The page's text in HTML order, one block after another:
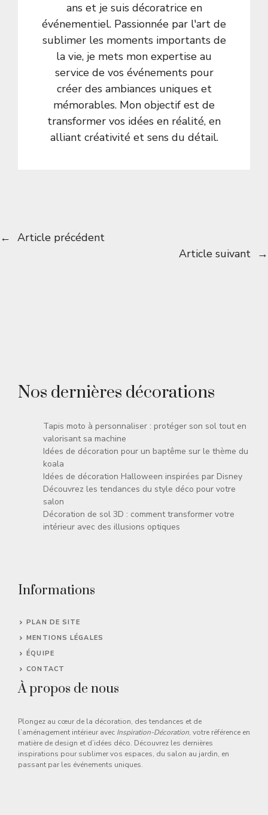
ans et je suis décoratrice en
événementiel. Passionnée par l'art de
sublimer les moments importants de
la vie, je mets mon expertise au
service de vos événements pour
créer des ambiances uniques et
mémorables. Mon objectif est de
transformer vos idées en réalité, en
alliant créativité et sens du détail.
← Article précédent
Article suivant →
Nos dernières décorations
Tapis moto à personnaliser : protéger son sol tout en
valorisant sa machine
Idées de décoration pour un baptême sur le thème du
koala
Idées de décoration Halloween inspirées par Disney
Découvrez les tendances du style déco pour votre
salon
Décoration de sol 3D : comment transformer votre
intérieur avec des illusions optiques
Informations
PLAN DE SITE
MENTIONS LÉGALES
ÉQUIPE
CONTACT
À propos de nous
Plongez au cœur de la décoration, des tendances et de
l’aménagement intérieur avec Inspiration-Décoration, votre référence en
matière de design et d’idées déco. Découvrez les dernières
inspirations pour sublimer vos espaces, du salon au jardin, en
passant par les événements uniques.